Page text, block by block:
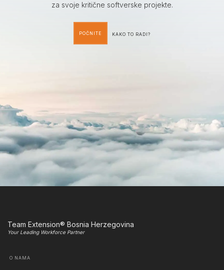
za svoje kritične softverske projekte.
POČNITE KAKO TO RADI?
Team Extension® Bosnia Herzegovina
Your Leading Workforce Partner
O NAMA